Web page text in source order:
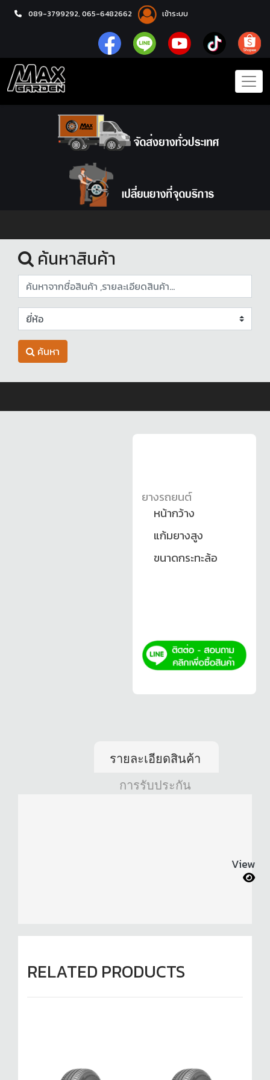
089-3799292, 065-6482662 เข้าระบบ
หน้าแรก
ค้นหาสินค้า
ค้นหา
ยางรถยนต์
หน้ากว้าง
แก้มยางสูง
ขนาดกระทะล้อ
รายละเอียดสินค้า
การรับประกัน
View
RELATED PRODUCTS